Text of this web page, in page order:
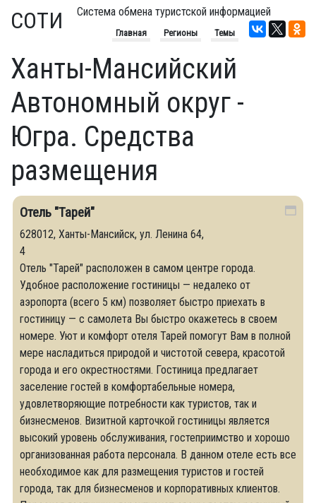
СОТИ Система обмена туристской информацией
Главная Регионы Темы
Ханты-Мансийский
Автономный округ -
Югра. Средства
размещения
Отель "Тарей"
628012, Ханты-Мансийск, ул. Ленина 64,
4
Отель "Тарей" расположен в самом центре города.
Удобное расположение гостиницы — недалеко от
аэропорта (всего 5 км) позволяет быстро приехать в
гостиницу — с самолета Вы быстро окажетесь в своем
номере. Уют и комфорт отеля Тарей помогут Вам в полной
мере насладиться природой и чистотой севера, красотой
города и его окрестностями. Гостиница предлагает
заселение гостей в комфортабельные номера,
удовлетворяющие потребности как туристов, так и
бизнесменов. Визитной карточкой гостиницы является
высокий уровень обслуживания, гостеприимство и хорошо
организованная работа персонала. В данном отеле есть все
необходимое как для размещения туристов и гостей
города, так для бизнесменов и корпоративных клиентов.